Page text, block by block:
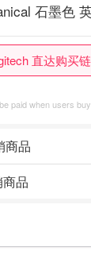
石墨色
直达购买
paid when users
商品
品